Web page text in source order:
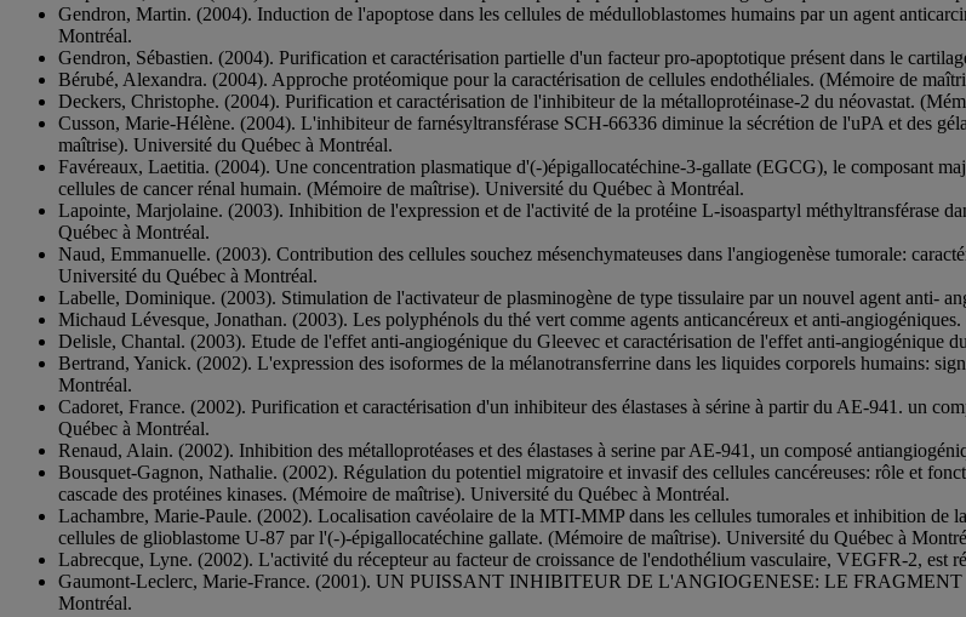
Gendron, Martin. (2004). Induction de l'apoptose dans les cellules de médulloblastomes humains par un agent
Montréal.
Gendron, Sébastien. (2004). Purification et caractérisation partielle d'un facteur pro-apoptotique présent dans le
Bérubé, Alexandra. (2004). Approche protéomique pour la caractérisation de cellules endothéliales. (Mémoire de
Deckers, Christophe. (2004). Purification et caractérisation de l'inhibiteur de la métalloprotéinase-2 du néovastat.
Cusson, Marie-Hélène. (2004). L'inhibiteur de farnésyltransférase SCH-66336 diminue la sécrétion de l'uPA et des
maîtrise). Université du Québec à Montréal.
Favéreaux, Laetitia. (2004). Une concentration plasmatique d'(-)épigallocatéchine-3-gallate (EGCG), le composant
cellules de cancer rénal humain. (Mémoire de maîtrise). Université du Québec à Montréal.
Lapointe, Marjolaine. (2003). Inhibition de l'expression et de l'activité de la protéine L-isoaspartyl méthyltransférase
Québec à Montréal.
Naud, Emmanuelle. (2003). Contribution des cellules souchez mésenchymateuses dans l'angiogenèse tumorale:
Université du Québec à Montréal.
Labelle, Dominique. (2003). Stimulation de l'activateur de plasminogène de type tissulaire par un nouvel agent anti-
Michaud Lévesque, Jonathan. (2003). Les polyphénols du thé vert comme agents anticancéreux et anti-
Delisle, Chantal. (2003). Etude de l'effet anti-angiogénique du Gleevec et caractérisation de l'effet anti-angiogénique
Bertrand, Yanick. (2002). L'expression des isoformes de la mélanotransferrine dans les liquides corporels humains:
Montréal.
Cadoret, France. (2002). Purification et caractérisation d'un inhibiteur des élastases à sérine à partir du AE-941. un
Québec à Montréal.
Renaud, Alain. (2002). Inhibition des métalloprotéases et des élastases à serine par AE-941, un composé
Bousquet-Gagnon, Nathalie. (2002). Régulation du potentiel migratoire et invasif des cellules cancéreuses: rôle et
cascade des protéines kinases. (Mémoire de maîtrise). Université du Québec à Montréal.
Lachambre, Marie-Paule. (2002). Localisation cavéolaire de la MTI-MMP dans les cellules tumorales et inhibition
cellules de glioblastome U-87 par l'(-)-épigallocatéchine gallate. (Mémoire de maîtrise). Université du Québec à
Labrecque, Lyne. (2002). L'activité du récepteur au facteur de croissance de l'endothélium vasculaire, VEGFR-2,
Gaumont-Leclerc, Marie-France. (2001). UN PUISSANT INHIBITEUR DE L'ANGIOGENESE: LE
Montréal.